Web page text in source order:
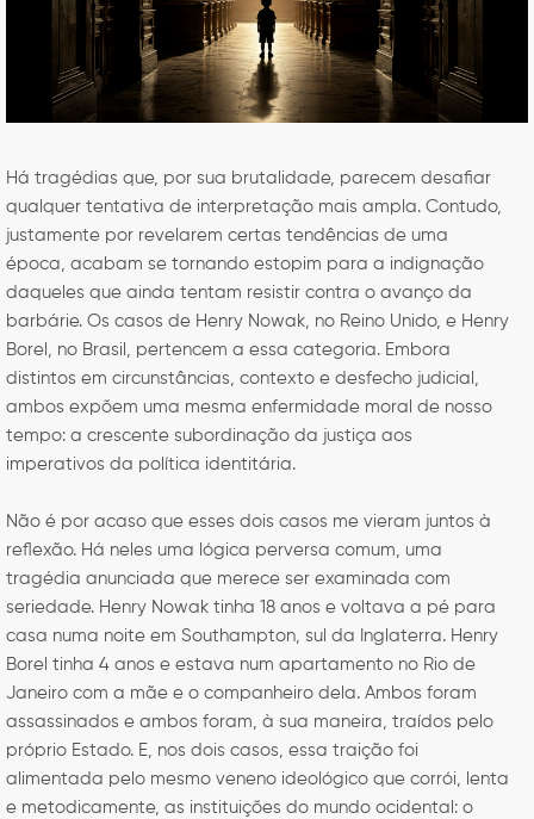
Há tragédias que, por sua brutalidade, parecem desafiar
qualquer tentativa de interpretação mais ampla. Contudo,
justamente por revelarem certas tendências de uma
época, acabam se tornando estopim para a indignação
daqueles que ainda tentam resistir contra o avanço da
barbárie. Os casos de Henry Nowak, no Reino Unido, e Henry
Borel, no Brasil, pertencem a essa categoria. Embora
distintos em circunstâncias, contexto e desfecho judicial,
ambos expõem uma mesma enfermidade moral de nosso
tempo: a crescente subordinação da justiça aos
imperativos da política identitária.
Não é por acaso que esses dois casos me vieram juntos à
reflexão. Há neles uma lógica perversa comum, uma
tragédia anunciada que merece ser examinada com
seriedade. Henry Nowak tinha 18 anos e voltava a pé para
casa numa noite em Southampton, sul da Inglaterra. Henry
Borel tinha 4 anos e estava num apartamento no Rio de
Janeiro com a mãe e o companheiro dela. Ambos foram
assassinados e ambos foram, à sua maneira, traídos pelo
próprio Estado. E, nos dois casos, essa traição foi
alimentada pelo mesmo veneno ideológico que corrói, lenta
e metodicamente, as instituições do mundo ocidental: o